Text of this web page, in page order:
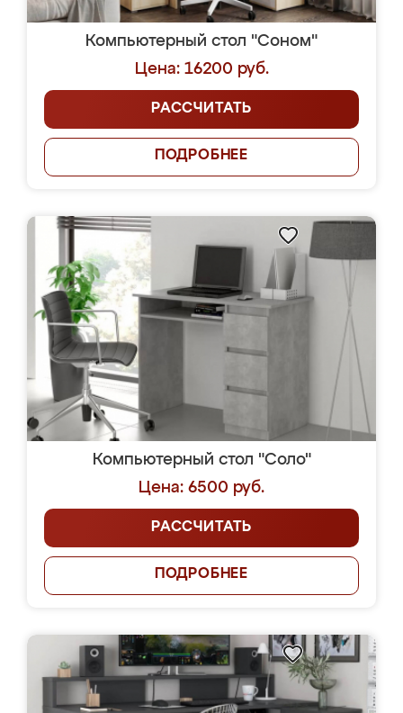
Компьютерный стол "Соном"
Цена: 16200 руб.
РАССЧИТАТЬ
ПОДРОБНЕЕ
Компьютерный стол "Соло"
Цена: 6500 руб.
РАССЧИТАТЬ
ПОДРОБНЕЕ